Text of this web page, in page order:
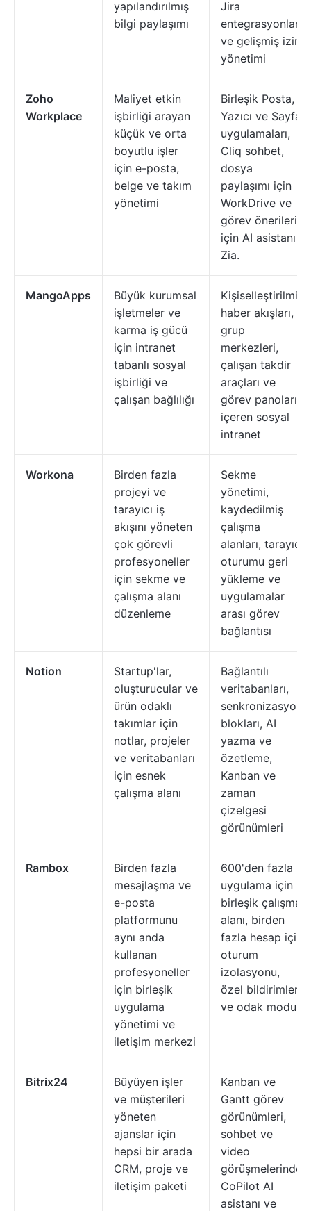
yapılandırılmış
bilgi paylaşımı
Jira
entegrasyonları
ve gelişmiş izin
yönetimi
Zoho
Workplace
Maliyet etkin
işbirliği arayan
küçük ve orta
boyutlu işler
için e-posta,
belge ve takım
yönetimi
Birleşik Posta,
Yazıcı ve Sayfa
uygulamaları,
Cliq sohbet,
dosya
paylaşımı için
WorkDrive ve
görev önerileri
için AI asistanı
Zia.
MangoApps
Büyük kurumsal
işletmeler ve
karma iş gücü
için intranet
tabanlı sosyal
işbirliği ve
çalışan bağlılığı
Kişiselleştirilmiş
haber akışları,
grup
merkezleri,
çalışan takdir
araçları ve
görev panoları
içeren sosyal
intranet
Workona
Birden fazla
projeyi ve
tarayıcı iş
akışını yöneten
çok görevli
profesyoneller
için sekme ve
çalışma alanı
düzenleme
Sekme
yönetimi,
kaydedilmiş
çalışma
alanları, tarayıcı
oturumu geri
yükleme ve
uygulamalar
arası görev
bağlantısı
Notion
Startup'lar,
oluşturucular ve
ürün odaklı
takımlar için
notlar, projeler
ve veritabanları
için esnek
çalışma alanı
Bağlantılı
veritabanları,
senkronizasyon
blokları, AI
yazma ve
özetleme,
Kanban ve
zaman
çizelgesi
görünümleri
Rambox
Birden fazla
mesajlaşma ve
e-posta
platformunu
aynı anda
kullanan
profesyoneller
için birleşik
uygulama
yönetimi ve
iletişim merkezi
600'den fazla
uygulama için
birleşik çalışma
alanı, birden
fazla hesap için
oturum
izolasyonu,
özel bildirimler
ve odak modu
Bitrix24
Büyüyen işler
ve müşterileri
yöneten
ajanslar için
hepsi bir arada
CRM, proje ve
iletişim paketi
Kanban ve
Gantt görev
görünümleri,
sohbet ve
video
görüşmelerinde
CoPilot AI
asistanı ve